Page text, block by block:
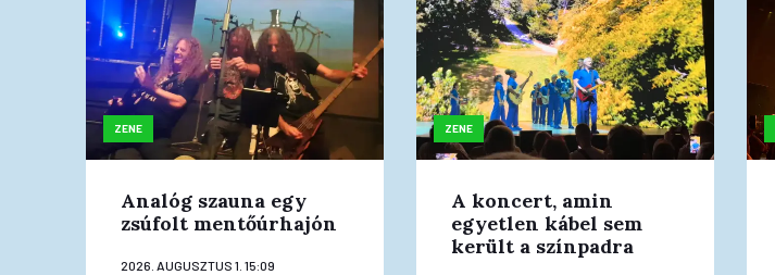
ZENE
Analóg szauna egy
zsúfolt mentőúrhajón
2026. AUGUSZTUS 1. 15:09
ZENE
A koncert, amin
egyetlen kábel sem
került a színpadra